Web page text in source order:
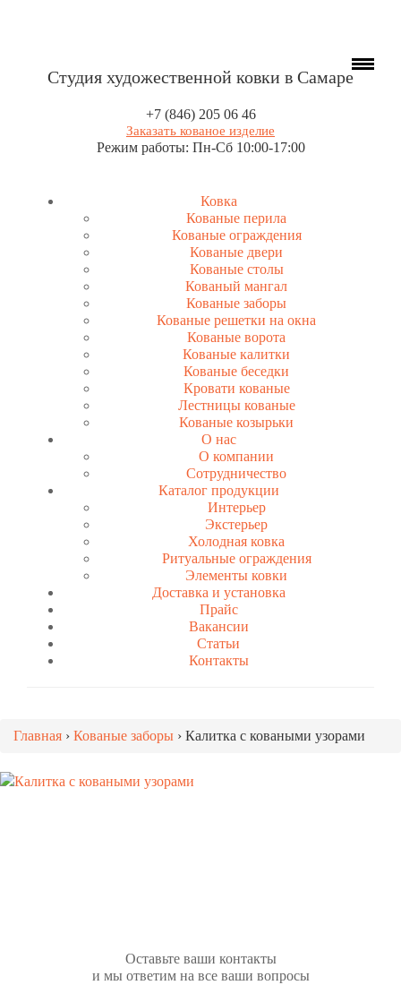
Студия художественной ковки в Самаре
+7 (846) 205 06 46
Заказать кованое изделие
Режим работы: Пн-Сб 10:00-17:00
Ковка
Кованые перила
Кованые ограждения
Кованые двери
Кованые столы
Кованый мангал
Кованые заборы
Кованые решетки на окна
Кованые ворота
Кованые калитки
Кованые беседки
Кровати кованые
Лестницы кованые
Кованые козырьки
О нас
О компании
Сотрудничество
Каталог продукции
Интерьер
Экстерьер
Холодная ковка
Ритуальные ограждения
Элементы ковки
Доставка и установка
Прайс
Вакансии
Статьи
Контакты
Главная › Кованые заборы › Калитка с коваными узорами
Оставьте ваши контакты
и мы ответим на все ваши вопросы